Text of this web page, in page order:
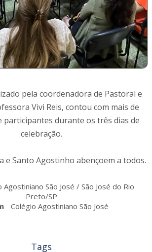
pela coordenadora de Pastoral e
Vivi Reis, contou com mais de
participantes durante os três dias de
celebração.
e Santo Agostinho abençoem a todos.
Agostiniano São José / São José do Rio
Preto/SP
Colégio Agostiniano São José
Tags